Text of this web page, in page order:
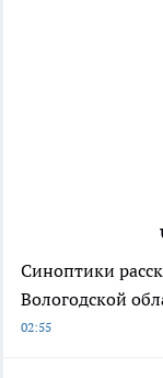
Синоптики
Вологодской
02:55